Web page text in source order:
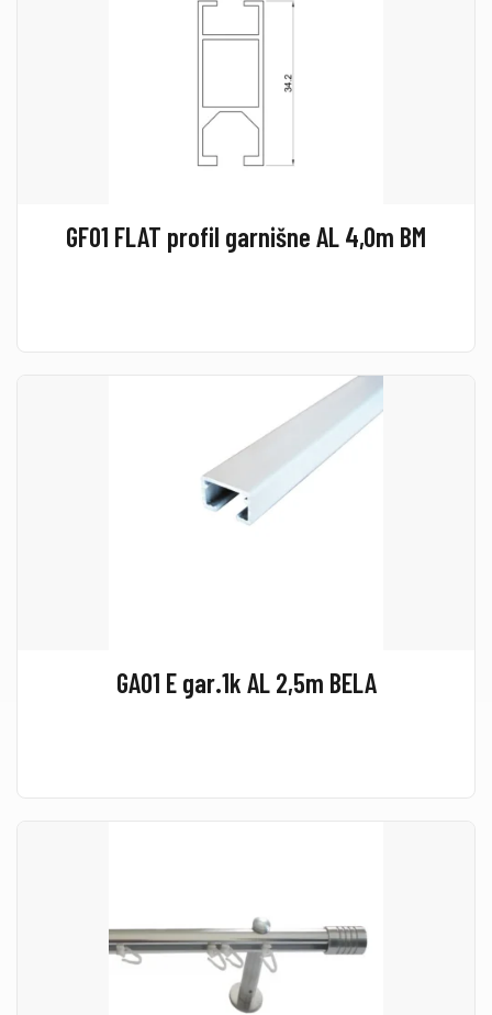
GF01 FLAT profil garnišne AL 4,0m BM
GA01 E gar.1k AL 2,5m BELA